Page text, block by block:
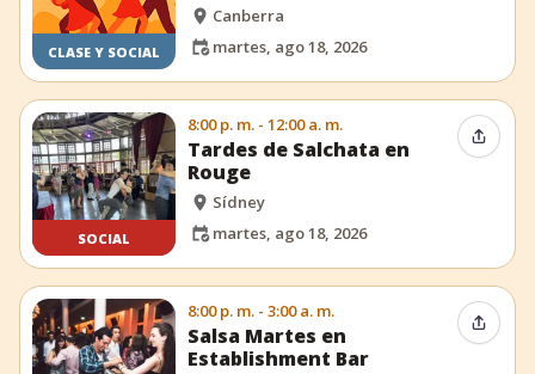
CLASE Y SOCIAL
Canberra
martes, ago 18, 2026
SOCIAL
8:00 p. m. - 12:00 a. m.
Tardes de Salchata en
Rouge
Sídney
martes, ago 18, 2026
8:00 p. m. - 3:00 a. m.
Salsa Martes en
Establishment Bar